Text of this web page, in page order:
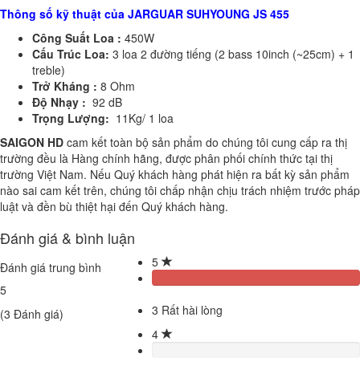
Thông số kỹ thuật của JARGUAR SUHYOUNG JS 455
Công Suất Loa : 450W
Cấu Trúc Loa: 3 loa 2 đường tiếng (2 bass 10inch (~25cm) + 1
treble)
Trở Kháng : 8 Ohm
Độ Nhạy : 92 dB
Trọng Lượng: 11Kg/ 1 loa
SAIGON HD cam kết toàn bộ sản phẩm do chúng tôi cung cấp ra thị
trường đều là Hàng chính hãng, được phân phối chính thức tại thị
trường Việt Nam. Nếu Quý khách hàng phát hiện ra bất kỳ sản phẩm
nào sai cam kết trên, chúng tôi chấp nhận chịu trách nhiệm trước pháp
luật và đền bù thiệt hại đến Quý khách hàng.
Đánh giá & bình luận
Đánh giá trung bình
5
(3 Đánh giá)
5
3 Rất hài lòng
4